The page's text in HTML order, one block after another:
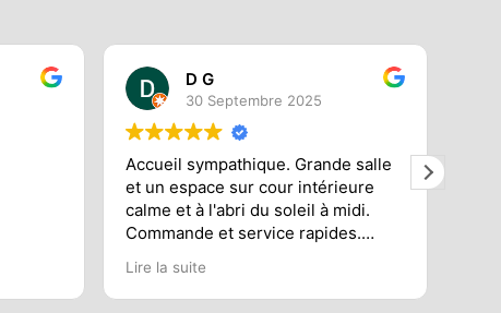
D G
30 Septembre 2025
Accueil sympathique. Grande salle
et un espace sur cour intérieure
calme et à l'abri du soleil à midi.
Commande et service rapides.
Galette généreusement garnie.
Nous nous sommes régalés. Par
Lire la suite